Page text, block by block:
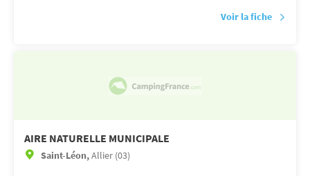
Voir la fiche
AIRE NATURELLE MUNICIPALE
Saint-Léon,Allier (03)